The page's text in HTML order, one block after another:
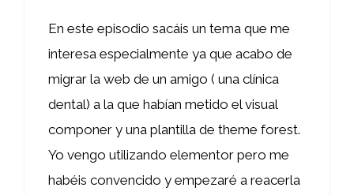
En este episodio sacáis un tema que me
interesa especialmente ya que acabo de
migrar la web de un amigo ( una clínica
dental) a la que habían metido el visual
componer y una plantilla de theme forest.
Yo vengo utilizando elementor pero me
habéis convencido y empezaré a reacerla